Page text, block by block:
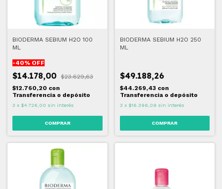
BIODERMA SEBIUM H2O 100
ML
-40% OFF
$14.178,00
$23.629,63
$12.760,20 con
Transferencia o depósito
3 x $4.726,00 sin interés
BIODERMA SEBIUM H2O 250
ML
$49.188,26
$44.269,43 con
Transferencia o depósito
3 x $16.396,09 sin interés